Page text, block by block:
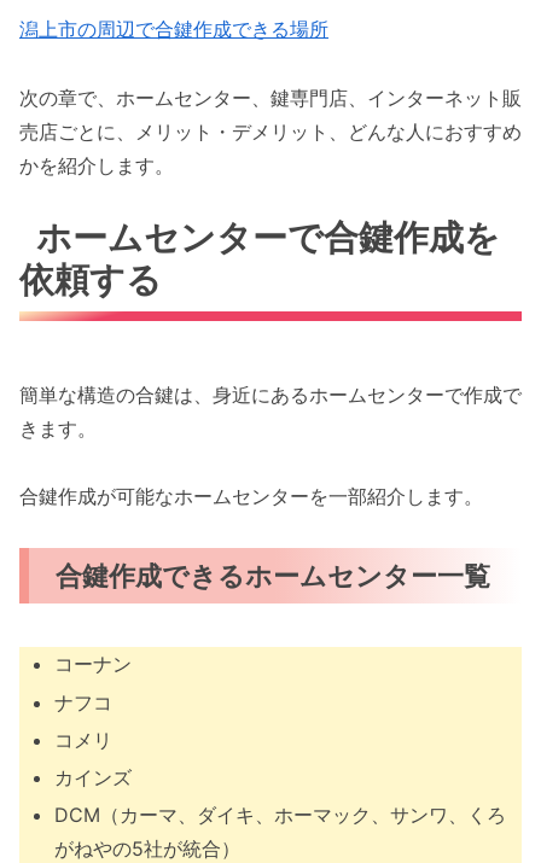
潟上市の周辺で合鍵作成できる場所
次の章で、ホームセンター、鍵専門店、インターネット販
売店ごとに、メリット・デメリット、どんな人におすすめ
かを紹介します。
ホームセンターで合鍵作成を
依頼する
簡単な構造の合鍵は、身近にあるホームセンターで作成で
きます。
合鍵作成が可能なホームセンターを一部紹介します。
合鍵作成できるホームセンター一覧
コーナン
ナフコ
コメリ
カインズ
DCM（カーマ、ダイキ、ホーマック、サンワ、くろ
がねやの5社が統合）